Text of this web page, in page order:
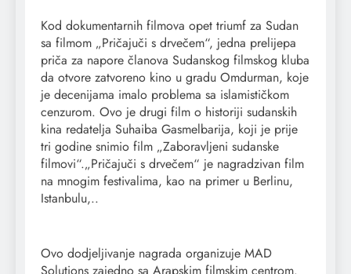
Kod dokumentarnih filmova opet triumf za Sudan
sa filmom „Pričajuči s drvečem“, jedna prelijepa
priča za naporе člаnovа Sudanskog filmskog kluba
da otvore zatvoreno kino u gradu Omdurman, koje
je decenijama imalo problema sa islamističkom
cenzurom. Ovo je drugi film o historiji sudanskih
kina redatelja Suhaiba Gasmelbarija, koji je prije
tri godine snimio film „Zaboravljeni sudanske
filmovi“.„Pričajuči s drvečem“ je nagradzivan film
na mnogim festivalima, kao na primer u Berlinu,
Istanbulu,..
Ovo dodjeljivanje nagrada organizuje MAD